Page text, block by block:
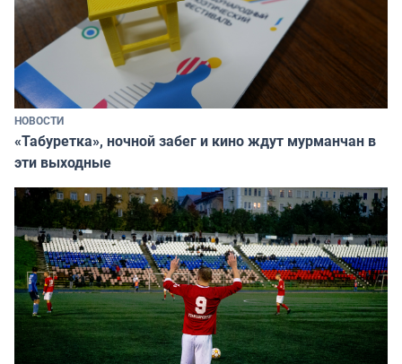
НОВОСТИ
«Табуретка», ночной забег и кино ждут мурманчан в
эти выходные